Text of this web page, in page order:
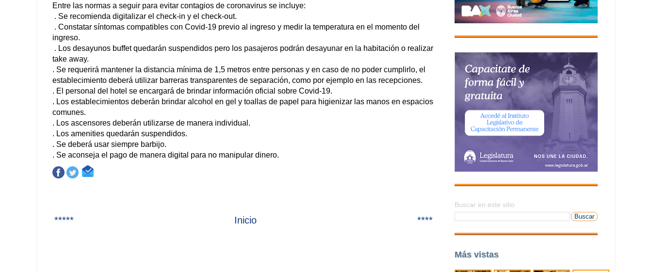
Entre las normas a seguir para evitar contagios de coronavirus se incluye:
. Se recomienda digitalizar el check-in y el check-out.
. Constatar síntomas compatibles con Covid-19 previo al ingreso y medir la temperatura en el momento del
ingreso.
. Los desayunos buffet quedarán suspendidos pero los pasajeros podrán desayunar en la habitación o realizar
take away.
. Se requerirá mantener la distancia mínima de 1,5 metros entre personas y en caso de no poder cumplirlo, el
establecimiento deberá utilizar barreras transparentes de separación, como por ejemplo en las recepciones.
. El personal del hotel se encargará de brindar información oficial sobre Covid-19.
. Los establecimientos deberán brindar alcohol en gel y toallas de papel para higienizar las manos en espacios
comunes.
. Los ascensores deberán utilizarse de manera individual.
. Los amenities quedarán suspendidos.
. Se deberá usar siempre barbijo.
. Se aconseja el pago de manera digital para no manipular dinero.
***** ****
Inicio
Buscar en este sitio
Más vistas